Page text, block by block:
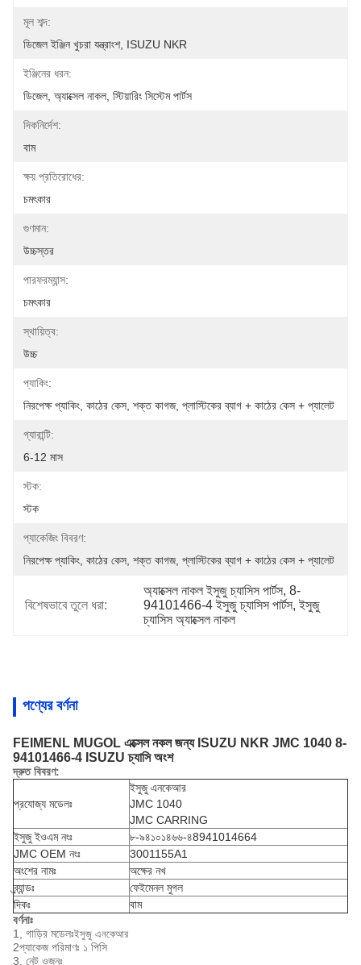
মূল শব্দ:
ডিজেল ইঞ্জিন খুচরা যন্ত্রাংশ, ISUZU NKR
ইঞ্জিনের ধরন:
ডিজেল, অ্যাক্সেল নাকল, স্টিয়ারিং সিস্টেম পার্টস
দিকনির্দেশ:
বাম
ক্ষয় প্রতিরোধের:
চমৎকার
গুণমান:
উচ্চস্তর
পারফরম্যান্স:
চমৎকার
স্থায়িত্ব:
উচ্চ
প্যাকিং:
নিরপেক্ষ প্যাকিং, কাঠের কেস, শক্ত কাগজ, প্লাস্টিকের ব্যাগ + কাঠের কেস + প্যালেট
গ্যারান্টি:
6-12 মাস
স্টক:
স্টক
প্যাকেজিং বিবরণ:
নিরপেক্ষ প্যাকিং, কাঠের কেস, শক্ত কাগজ, প্লাস্টিকের ব্যাগ + কাঠের কেস + প্যালেট
বিশেষভাবে তুলে ধরা:
অ্যাক্সেল নাকল ইসুজু চ্যাসিস পার্টস, 8-
94101466-4 ইসুজু চ্যাসিস পার্টস, ইসুজু
চ্যাসিস অ্যাক্সেল নাকল
পণ্যের বর্ণনা
FEIMENL MUGOL এক্সেল নকল জন্য ISUZU NKR JMC 1040 8-
94101466-4 ISUZU চ্যাসি অংশ
দ্রুত বিবরণ:
প্রযোজ্য মডেলঃ
ইসুজু এনকেআর
JMC 1040
JMC CARRING
ইসুজু ইওএম নংঃ
৮-৯৪১০১৪৬৬-৪8941014664
JMC OEM নংঃ
3001155A1
অংশের নামঃ
অক্ষের নখ
ব্র্যান্ডঃ
ফেইমেনল মুগল
দিকঃ
বাম
বর্ণনাঃ
1, গাড়ির মডেলঃইসুজু এনকেআর
2প্যাকেজ পরিমাণঃ ১ পিসি
3, নেট ওজনঃ